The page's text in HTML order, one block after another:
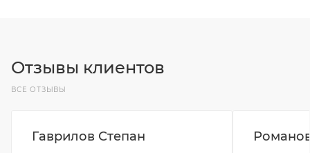
Отзывы клиентов
ВСЕ ОТЗЫВЫ
Гаврилов Степан